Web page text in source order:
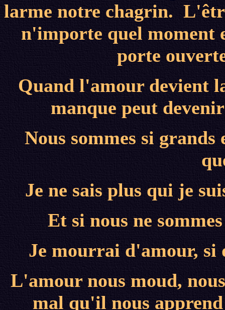
larme notre chagrin.
n'importe quel moment
porte
Quand l'amour devient
manque peut
Nous sommes si
Je ne sais plus qui je
Et si nous ne
Je mourrai d'amour, si
L'amour nous moud,
mal qu'il nous